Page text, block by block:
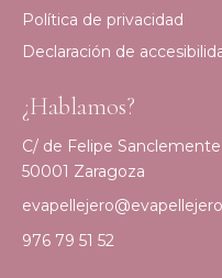
Política de privacidad
Declaración de
¿Hablamos?
C/ de Felipe
50001 Zaragoza
976 79 51 52